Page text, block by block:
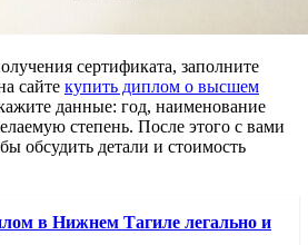
сертификата, заполните
сайте купить диплом о высшем
данные: год, наименование
степень. После этого с вами
обсудить детали и стоимость
в Нижнем Тагиле легально и